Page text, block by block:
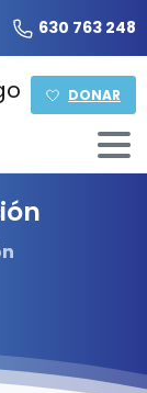
630 763 248
DONAR